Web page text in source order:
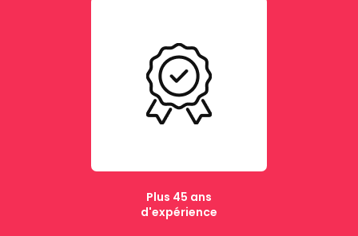
Plus 45 ans
d'expérience